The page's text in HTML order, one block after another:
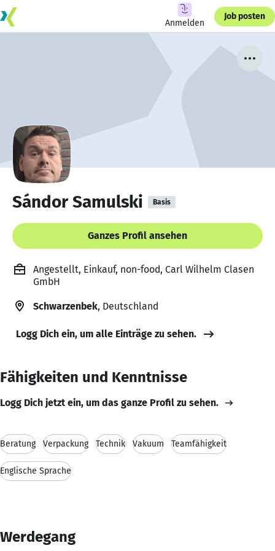
Anmelden
Job posten
Sándor Samulski Basis
Ganzes Profil ansehen
Angestellt, Einkauf, non-food, Carl Wilhelm Clasen
GmbH
Schwarzenbek, Deutschland
Logg Dich ein, um alle Einträge zu sehen.
Fähigkeiten und Kenntnisse
Logg Dich jetzt ein, um das ganze Profil zu sehen.
Beratung Verpackung Technik Vakuum Teamfähigkeit
Englische Sprache
Werdegang